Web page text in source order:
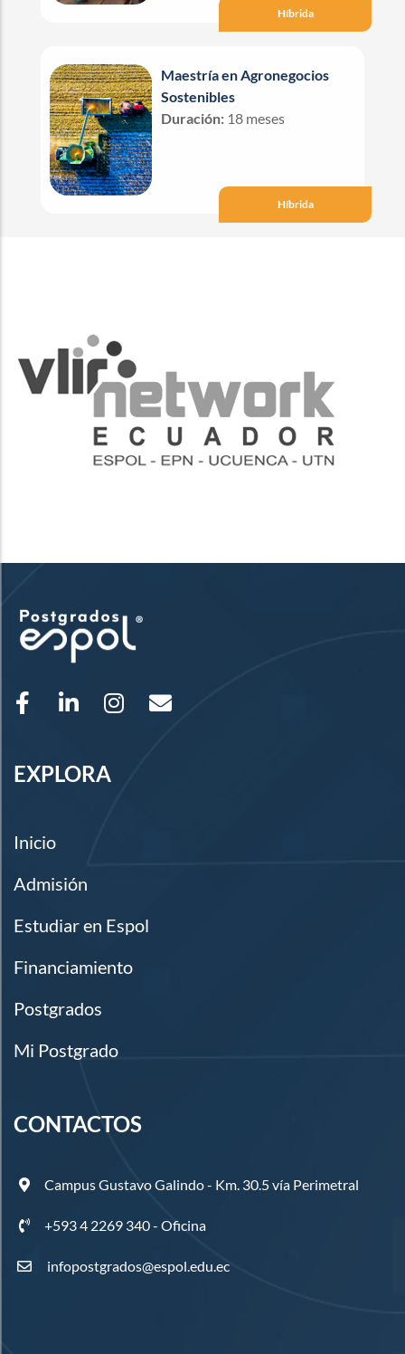
Híbrida
Maestría en Agronegocios
Sostenibles
Duración: 18 meses
Híbrida
EXPLORA
Inicio
Admisión
Estudiar en Espol
Financiamiento
Postgrados
Mi Postgrado
CONTACTOS
Campus Gustavo Galindo - Km. 30.5 vía Perimetral
+593 4 2269 340 - Oficina
infopostgrados@espol.edu.ec